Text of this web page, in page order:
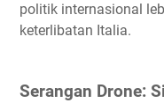
politik internasional
keterlibatan Italia.
Serangan Drone: